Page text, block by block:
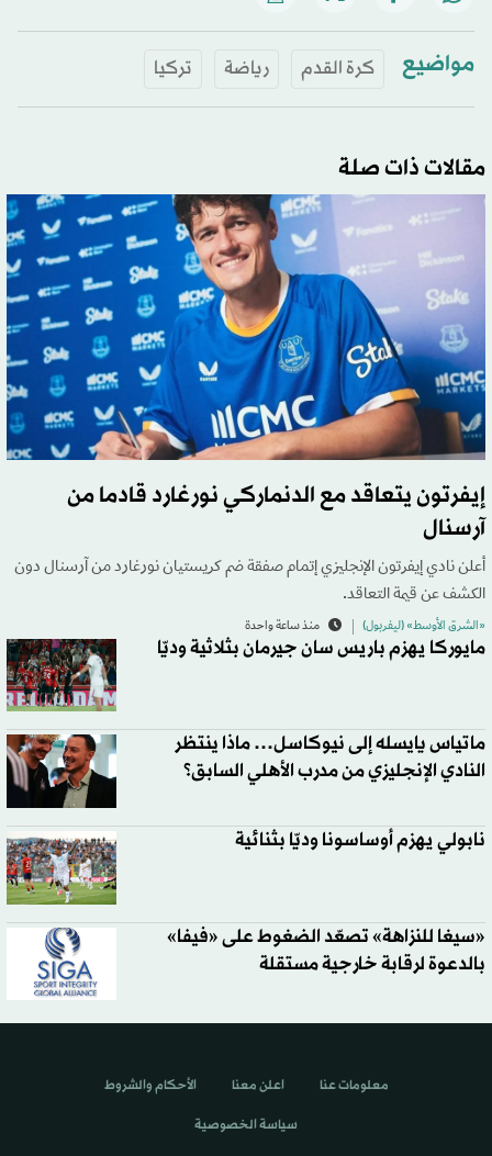
مواضيع كرة القدم رياضة تركيا
مقالات ذات صلة
إيفرتون يتعاقد مع الدنماركي نورغارد قادما من
آرسنال
أعلن نادي إيفرتون الإنجليزي إتمام صفقة ضم كريستيان نورغارد من آرسنال دون
الكشف عن قيمة التعاقد.
«الشرق الأوسط» (ليفربول) منذ ساعة واحدة
مايوركا يهزم باريس سان جيرمان بثلاثية وديّا
ماتياس يايسله إلى نيوكاسل… ماذا ينتظر
النادي الإنجليزي من مدرب الأهلي السابق؟
نابولي يهزم أوساسونا وديّا بثنائية
«سيغا للنزاهة» تصعّد الضغوط على «فيفا»
بالدعوة لرقابة خارجية مستقلة
معلومات عنا اعلن معنا الأحكام والشروط
سياسة الخصوصية